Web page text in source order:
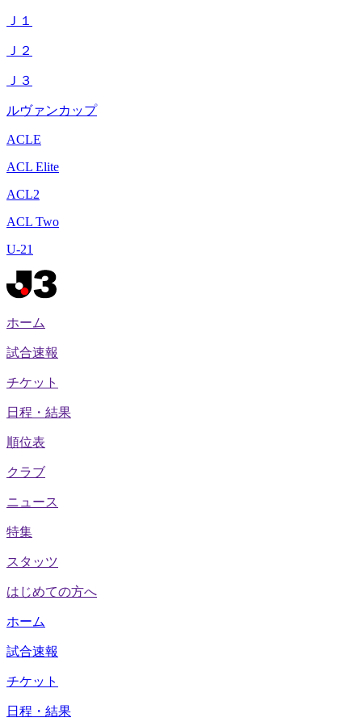
Ｊ１
Ｊ２
Ｊ３
ルヴァンカップ
ACLE
ACL Elite
ACL2
ACL Two
U-21
ホーム
試合速報
チケット
日程・結果
順位表
クラブ
ニュース
特集
スタッツ
はじめての方へ
ホーム
試合速報
チケット
日程・結果